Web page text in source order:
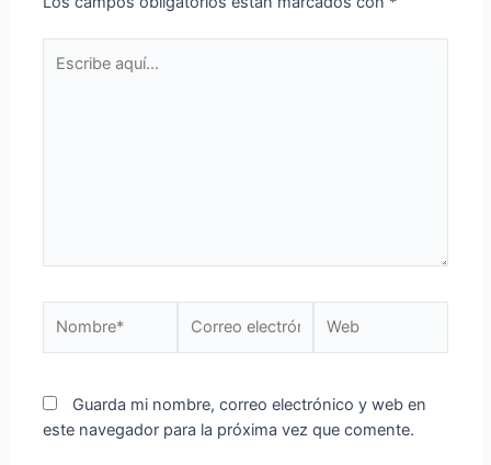
Guarda mi nombre, correo electrónico y web en
este navegador para la próxima vez que comente.